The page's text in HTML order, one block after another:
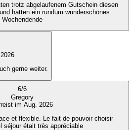
trotz abgelaufenem Gutschein diesen
hatten ein rundum wunderschönes
Wochendende
gerne weiter.
6/6
Gregory
im Aug. 2026
et flexible. Le fait de pouvoir choisir
séjour était très appréciable